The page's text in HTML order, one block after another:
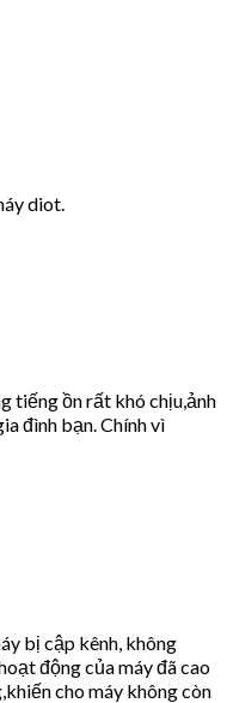
diot.
tiếng ồn rất khó chịu,ảnh
đình bạn. Chính vì
bị cập kênh, không
động của máy đã cao
cho máy không còn